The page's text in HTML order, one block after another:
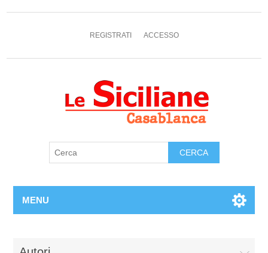
REGISTRATI ACCESSO
MENU